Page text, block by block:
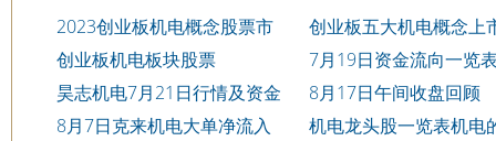
2023创业板机电概念股票市
值排名7/21
创业板五大机电概念上
司排名2023市值榜单
创业板机电板块股票
7月19日资金流向一览
威机电003021
昊志机电7月21日行情及资金
流向一览表
8月17日午间收盘回顾
8月7日克来机电大单净流入
机电龙头股一览表机电